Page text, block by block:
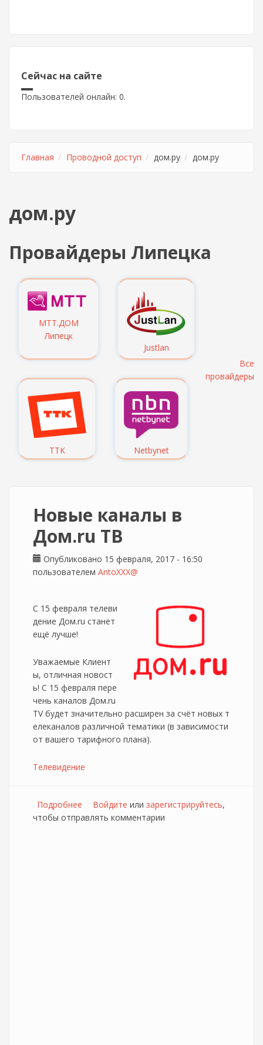
Сейчас на сайте
Пользователей онлайн: 0.
Главная Проводной доступ дом.ру дом.ру
дом.ру
Провайдеры Липецка
МТТ.ДОМ
Липецк
Justlan
ТТК Netbynet
Все
провайдеры
Новые каналы в
Дом.ru ТВ
Опубликовано 15 февраля, 2017 - 16:50
пользователем AntoXXX@
С 15 февраля телеви
дение Дом.ru станет
ещё лучше!
Уважаемые Клиент
ы, отличная новост
ь! С 15 февраля пере
чень каналов Дом.ru
TV будет значительно расширен за счёт новых т
елеканалов различной тематики (в зависимости
от вашего тарифного плана).
Телевидение
Подробнее о Новые каналы в Дом.ru ТВ
Войдите или зарегистрируйтесь,
чтобы отправлять комментарии